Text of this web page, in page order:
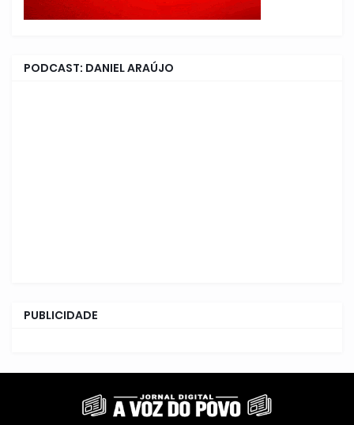
PODCAST: DANIEL ARAÚJO
PUBLICIDADE